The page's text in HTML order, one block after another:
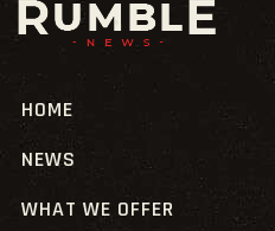
HOME
NEWS
WHAT WE OFFER